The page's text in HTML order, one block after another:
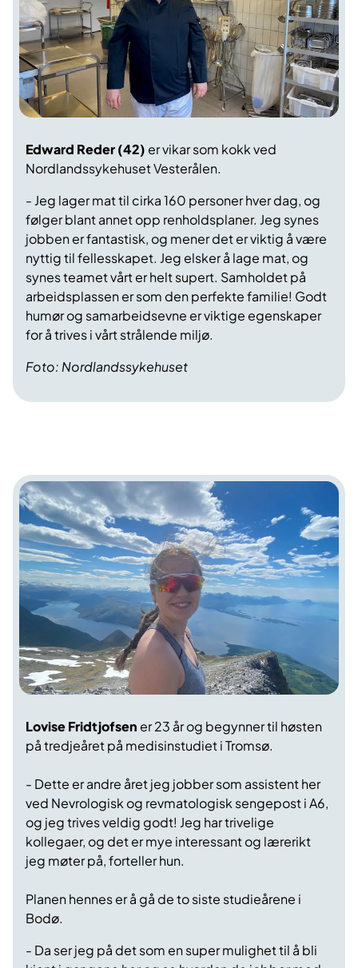
Foto: Nordlandssykehuset
Edward Reder (42) er vikar som kokk ved
Nordlandssykehuset Vesterålen.
- Jeg lager mat til cirka 160 personer hver dag, og
følger blant annet opp renholdsplaner. Jeg synes
jobben er fantastisk, og mener det er viktig å være
nyttig til fellesskapet. Jeg elsker å lage mat, og
synes teamet vårt er helt supert. Samholdet på
arbeidsplassen er som den perfekte familie! Godt
humør og samarbeidsevne er viktige egenskaper
for å trives i vårt strålende miljø.
Lovise Fridtjofsen er 23 år og begynner til høsten
på tredjeåret på medisinstudiet i Tromsø.
- Dette er andre året jeg jobber som assistent her
ved Nevrologisk og revmatologisk sengepost i A6,
og jeg trives veldig godt! Jeg har trivelige
kollegaer, og det er mye interessant og lærerikt
jeg møter på, forteller hun.
Planen hennes er å gå de to siste studieårene i
Bodø.
- Da ser jeg på det som en super mulighet til å bli